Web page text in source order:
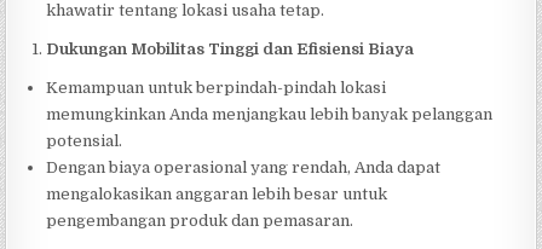
khawatir tentang lokasi usaha tetap.
Dukungan Mobilitas Tinggi dan Efisiensi Biaya
Kemampuan untuk berpindah-pindah lokasi
memungkinkan Anda menjangkau lebih banyak pelanggan
potensial.
Dengan biaya operasional yang rendah, Anda dapat
mengalokasikan anggaran lebih besar untuk
pengembangan produk dan pemasaran.